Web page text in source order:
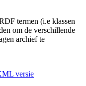
termen (i.e klassen
om de verschillende
archief te
versie